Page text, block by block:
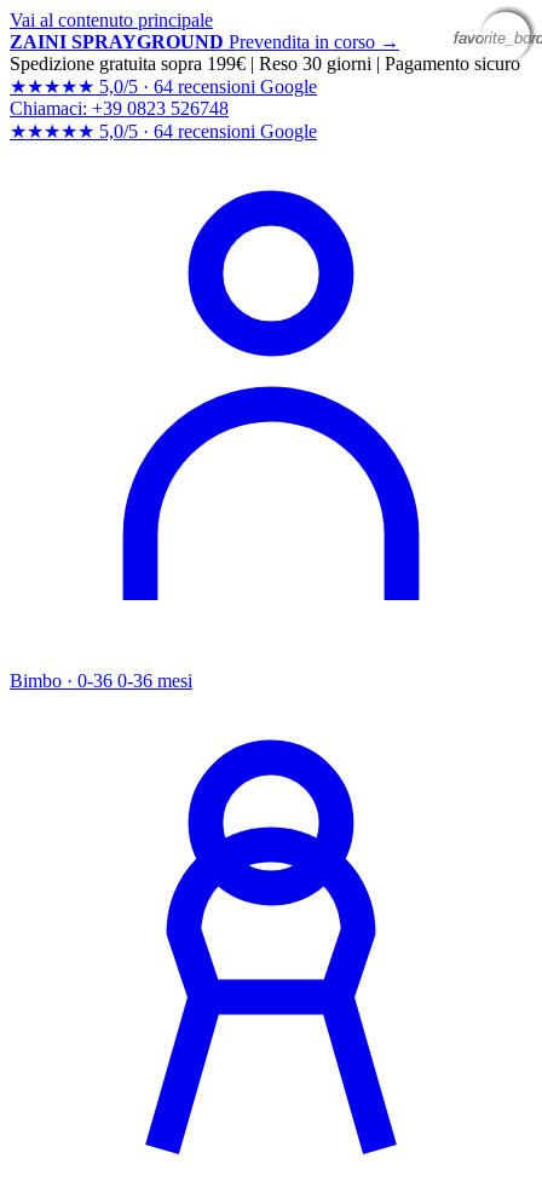
Vai al contenuto principale
ZAINI SPRAYGROUND Prevendita in corso →
Spedizione gratuita sopra 199€ | Reso 30 giorni | Pagamento sicuro
★★★★★ 5,0/5 · 64 recensioni Google
Chiamaci: +39 0823 526748
★★★★★ 5,0/5 · 64 recensioni Google
Bimbo · 0-36 0-36 mesi